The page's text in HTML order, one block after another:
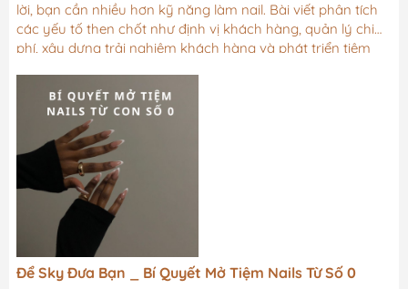
lời, bạn cần nhiều hơn kỹ năng làm nail. Bài viết phân tích
các yếu tố then chốt như định vị khách hàng, quản lý chi
phí, xây dựng trải nghiệm khách hàng và phát triển tiệm
Để Sky Đưa Bạn _ Bí Quyết Mở Tiệm Nails Từ Số 0